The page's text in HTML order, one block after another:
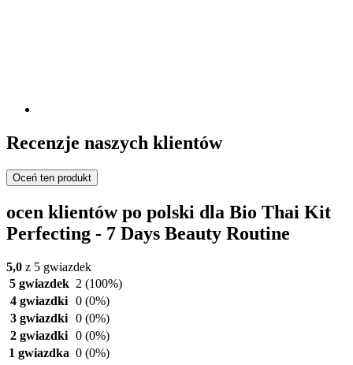
Recenzje naszych klientów
Oceń ten produkt
ocen klientów po polski dla Bio Thai Kit
Perfecting - 7 Days Beauty Routine
5,0 z 5 gwiazdek
5 gwiazdek 2 (100%)
4 gwiazdki 0 (0%)
3 gwiazdki 0 (0%)
2 gwiazdki 0 (0%)
1 gwiazdka 0 (0%)